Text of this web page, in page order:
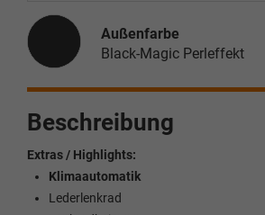
Außenfarbe
Black-Magic Perleffekt
Beschreibung
Extras / Highlights:
Klimaautomatik
Lederlenkrad